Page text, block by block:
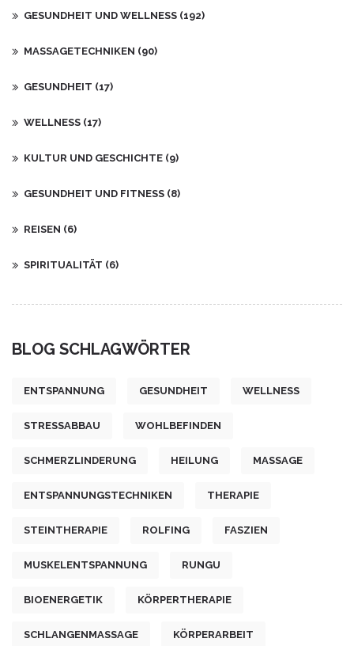
GESUNDHEIT UND WELLNESS (192)
MASSAGETECHNIKEN (90)
GESUNDHEIT (17)
WELLNESS (17)
KULTUR UND GESCHICHTE (9)
GESUNDHEIT UND FITNESS (8)
REISEN (6)
SPIRITUALITÄT (6)
BLOG SCHLAGWÖRTER
ENTSPANNUNG GESUNDHEIT WELLNESS
STRESSABBAU WOHLBEFINDEN
SCHMERZLINDERUNG HEILUNG MASSAGE
ENTSPANNUNGSTECHNIKEN THERAPIE
STEINTHERAPIE ROLFING FASZIEN
MUSKELENTSPANNUNG RUNGU
BIOENERGETIK KÖRPERTHERAPIE
SCHLANGENMASSAGE KÖRPERARBEIT